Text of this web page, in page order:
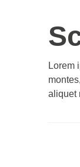
Lorem
aliquet